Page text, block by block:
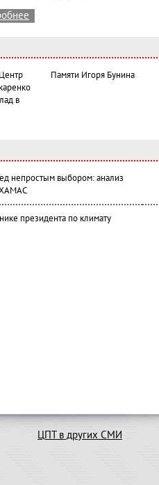
в
Памяти Игоря Бунина
непростым выбором: анализ
ХАМАС
президента по климату
ЦПТ в других СМИ